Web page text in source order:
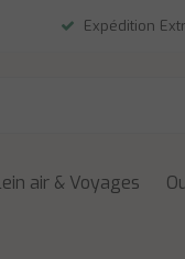
Expédition
air & Voyages